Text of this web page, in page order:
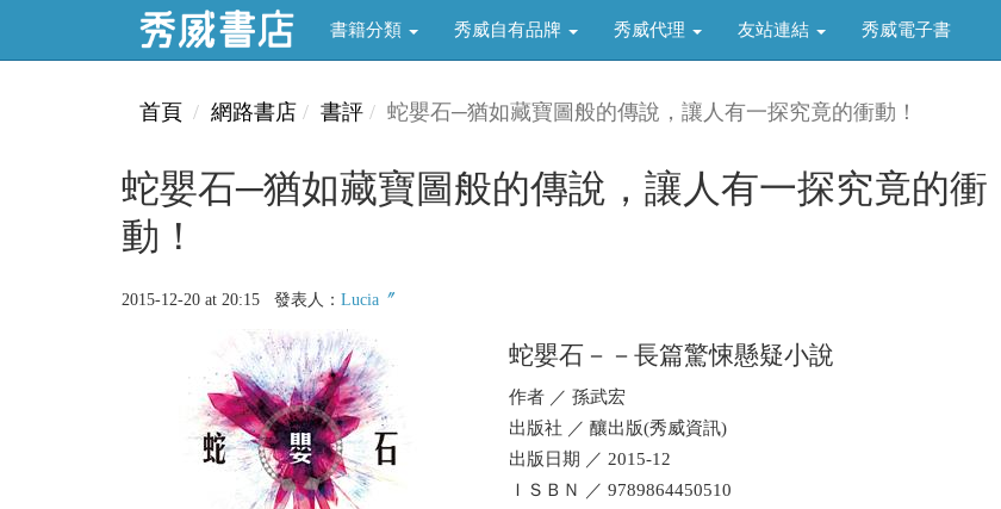
書籍分類 秀威自有品牌 秀威代理 友站連結 秀威電子書
首頁 網路書店 書評 蛇嬰石─猶如藏寶圖般的傳說，讓人有一探究竟的衝動！
蛇嬰石─猶如藏寶圖般的傳說，讓人有一探究竟的衝
動！
2015-12-20 at 20:15 發表人： Lucia〞
蛇嬰石－－長篇驚悚懸疑小說
作者 ／ 孫武宏
出版社 ／ 釀出版(秀威資訊)
出版日期 ／ 2015-12
ＩＳＢＮ ／ 9789864450510